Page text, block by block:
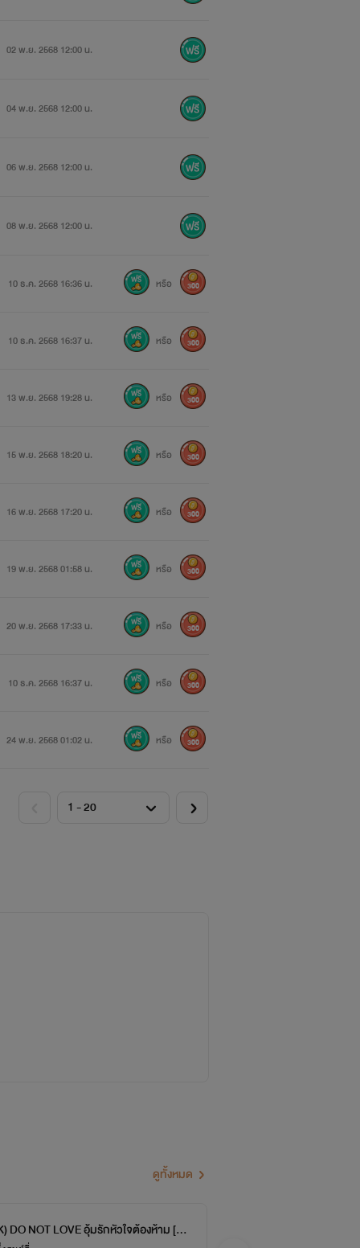
02 พ.ย. 2568 12:00 น.
04 พ.ย. 2568 12:00 น.
06 พ.ย. 2568 12:00 น.
08 พ.ย. 2568 12:00 น.
10 ธ.ค. 2568 16:36 น. หรือ 300
10 ธ.ค. 2568 16:37 น. หรือ 300
13 พ.ย. 2568 19:28 น. หรือ 300
15 พ.ย. 2568 18:20 น. หรือ 300
16 พ.ย. 2568 17:20 น. หรือ 300
19 พ.ย. 2568 01:58 น. หรือ 300
20 พ.ย. 2568 17:33 น. หรือ 300
10 ธ.ค. 2568 16:37 น. หรือ 300
24 พ.ย. 2568 01:02 น. หรือ 300
ดูทั้งหมด
DO NOT LOVE อุ้มรักหัวใจต้องห้าม [Mp